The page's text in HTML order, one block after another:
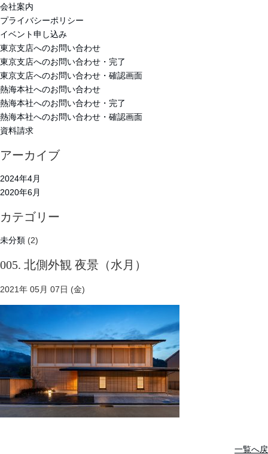
会社案内
プライバシーポリシー
イベント申し込み
東京支店へのお問い合わせ
東京支店へのお問い合わせ・完了
東京支店へのお問い合わせ・確認画面
熱海本社へのお問い合わせ
熱海本社へのお問い合わせ・完了
熱海本社へのお問い合わせ・確認画面
資料請求
アーカイブ
2024年4月
2020年6月
カテゴリー
未分類 (2)
005. 北側外観 夜景（水月）
2021年 05月 07日 (金)
一覧へ